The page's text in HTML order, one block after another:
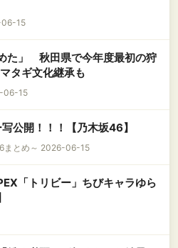
06-15
た」 秋田県で今年度最初の狩
タギ文化継承も
06-15
公開！！！【乃木坂46】
まとめ～ 2026-06-15
「トリビー」ちびキャラゆら